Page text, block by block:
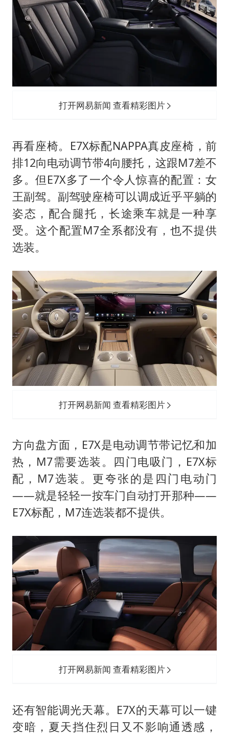
打开网易新闻 查看精彩图片
再看座椅。E7X标配NAPPA真皮座椅，前
排12向电动调节带4向腰托，这跟M7差不
多。但E7X多了一个令人惊喜的配置：女
王副驾。副驾驶座椅可以调成近乎平躺的
姿态，配合腿托，长途乘车就是一种享
受。这个配置M7全系都没有，也不提供
选装。
打开网易新闻 查看精彩图片
方向盘方面，E7X是电动调节带记忆和加
热，M7需要选装。四门电吸门，E7X标
配，M7选装。更夸张的是四门电动门
——就是轻轻一按车门自动打开那种——
E7X标配，M7连选装都不提供。
打开网易新闻 查看精彩图片
还有智能调光天幕。E7X的天幕可以一键
变暗，夏天挡住烈日又不影响通透感，